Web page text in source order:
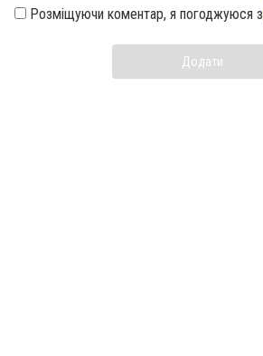
Розміщуючи коментар, я погоджуюся з
Додати